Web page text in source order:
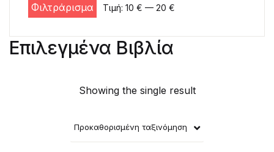
Επιλεγμένα Βιβλία
Showing the single result
Προκαθορισμένη ταξινόμηση
Ελάχιστη τιμή
Μέγιστη τιμή
Φιλτράρισμα Τιμή: 10 € — 20 €